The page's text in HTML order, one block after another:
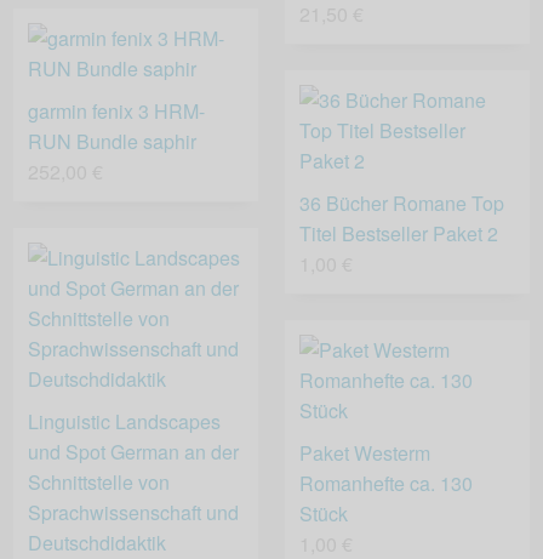
garmin fenix 3 HRM-
RUN Bundle saphir
36 Bücher Romane Top
Titel Bestseller Paket 2
Linguistic Landscapes
und Spot German an der
Schnittstelle von
Sprachwissenschaft und
Deutschdidaktik
Paket Westerm
Romanhefte ca. 130
Stück